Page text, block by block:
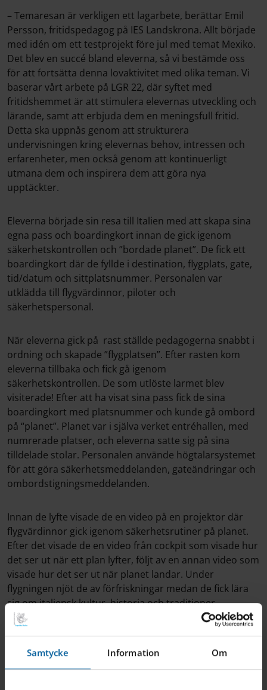
Samtycke Information Om
– Temaresan är verkligen ett lagarbete, berättar Emil
Persson, fritidspedagog på IES Landskrona. Allt började
med idén om ett testprojekt före jul med temat Mexiko.
Det blev en succé bland eleverna, så vi bestämde oss
för att fortsätta denna lovaktivitet med olika teman. Vi
baserar vårt arbete på LGR 22, där syftet med
fritidshemmet är att stimulera elevernas utveckling och
lärande, samt att erbjuda dem en meningsfull fritid.
Detta ska uppnås genom att strukturera
undervisningen kring elevernas behov, intressen och
erfarenheter, men också genom att kontinuerligt
utmana dem och inspirera dem att göra nya
upptäckter.
Eleverna började sin resa till Italien med att skapa sina
egna pass och boardingkort innan de gick igenom
säkerhetskontrollen och ”bordade planet”. De fick ett
boardingkort där de fyllde i destination, flygplats, gate,
tid/datum och sittplatsnummer. Personalen var
utklädda till flygvärdinnor, piloter och
säkerhetspersonal.
När eleverna gick på rast ställde pedagogerna snabbt i
ordning och skapade ”flygplatsen”. Efter rasten kom
eleverna tillbaka och fick gå igenom
säkerhetskontrollen. De som utlöste larmet blev
visiterade! Efter att ha visat sina pass fick de sina
boardingkort med platsnummer och kunde gå ombord
på “planet”. Planet var i själva verket entréhallen, med
numrerade platser, och eleverna satte sig på sina
tilldelade stolar. Personalen använde högtalarsystemet
för att göra säkerhetsmeddelanden, gateändringar och
ombordstigningsmeddelanden.
Innan de lyfte visade de en video på en projektor där
flygvärdinnor gick igenom säkerhetsrutiner på planet.
Efter det visade de en video från cockpit som visade hur
det ser ut när ett plan lyfter, följt av en annan video som
visade hur det ser ut när planet landar. Under
flygningen njöt de av förfriskningar medan de fick lära
sig om italiensk kultur, historia och traditioner.
– Vi informerade eleverna om att vi hade landat i Italien
och genomförde en guidad tur till kända sevärdheter